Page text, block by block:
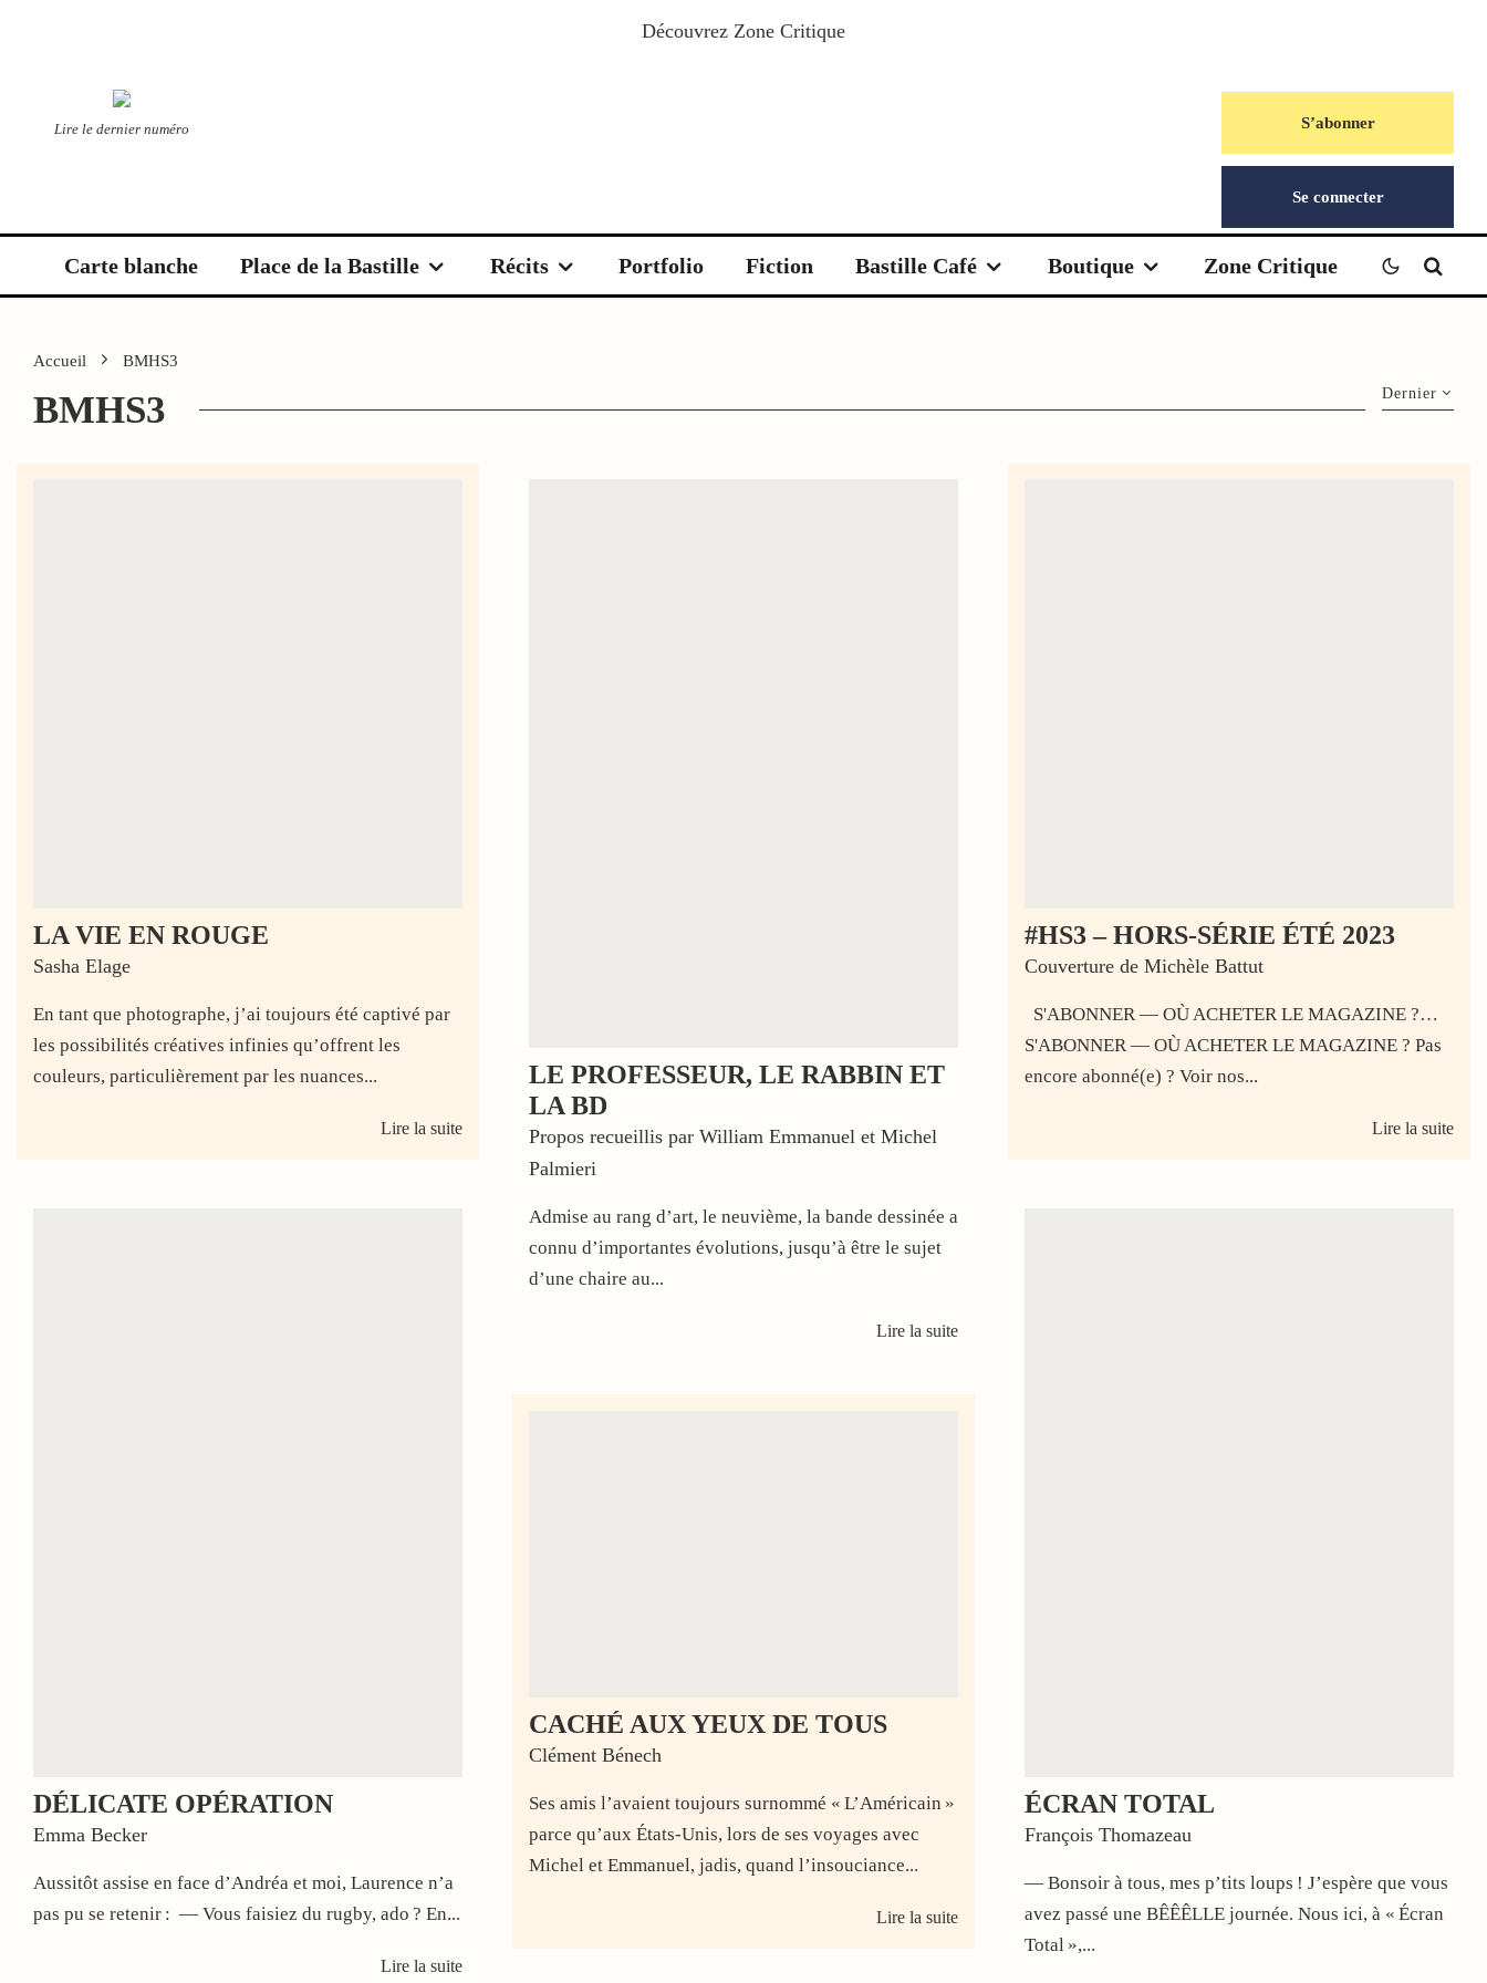
Découvrez Zone Critique
Lire le dernier numéro S’abonner
Se connecter
Carte blanche Place de la Bastille Récits Portfolio Fiction Bastille Café Boutique Zone Critique
Accueil BMHS3
Dernier
BMHS3
LA VIE EN ROUGE
Sasha Elage
En tant que photographe, j’ai toujours été captivé par
les possibilités créatives infinies qu’offrent les
couleurs, particulièrement par les nuances...
Lire la suite
DÉLICATE OPÉRATION
Emma Becker
Aussitôt assise en face d’Andréa et moi, Laurence n’a
pas pu se retenir : — Vous faisiez du rugby, ado ? En...
Lire la suite
LE PROFESSEUR, LE RABBIN ET
LA BD
Propos recueillis par William Emmanuel et Michel
Palmieri
Admise au rang d’art, le neuvième, la bande dessinée a
connu d’importantes évolutions, jusqu’à être le sujet
d’une chaire au...
Lire la suite
CACHÉ AUX YEUX DE TOUS
Clément Bénech
Ses amis l’avaient toujours surnommé « L’Américain »
parce qu’aux États-Unis, lors de ses voyages avec
Michel et Emmanuel, jadis, quand l’insouciance...
Lire la suite
#HS3 – HORS-SÉRIE ÉTÉ 2023
Couverture de Michèle Battut
S'ABONNER — OÙ ACHETER LE MAGAZINE ?…
S'ABONNER — OÙ ACHETER LE MAGAZINE ? Pas
encore abonné(e) ? Voir nos...
Lire la suite
ÉCRAN TOTAL
François Thomazeau
— Bonsoir à tous, mes p’tits loups ! J’espère que vous
avez passé une BÊÊÊLLE journée. Nous ici, à « Écran
Total »,...